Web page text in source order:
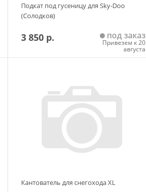
Подкат под гусеницу для Sky-Doo
(Солодков)
3 850 р. под заказ
Привезем к 20
августа
Кантователь для снегохода XL